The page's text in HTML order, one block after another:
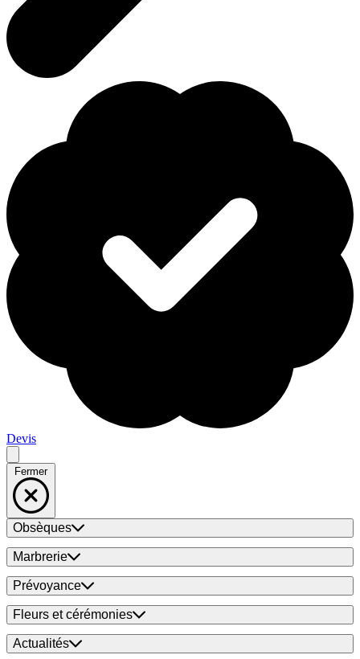
Devis
Fermer
Obsèques
Marbrerie
Prévoyance
Fleurs et cérémonies
Actualités